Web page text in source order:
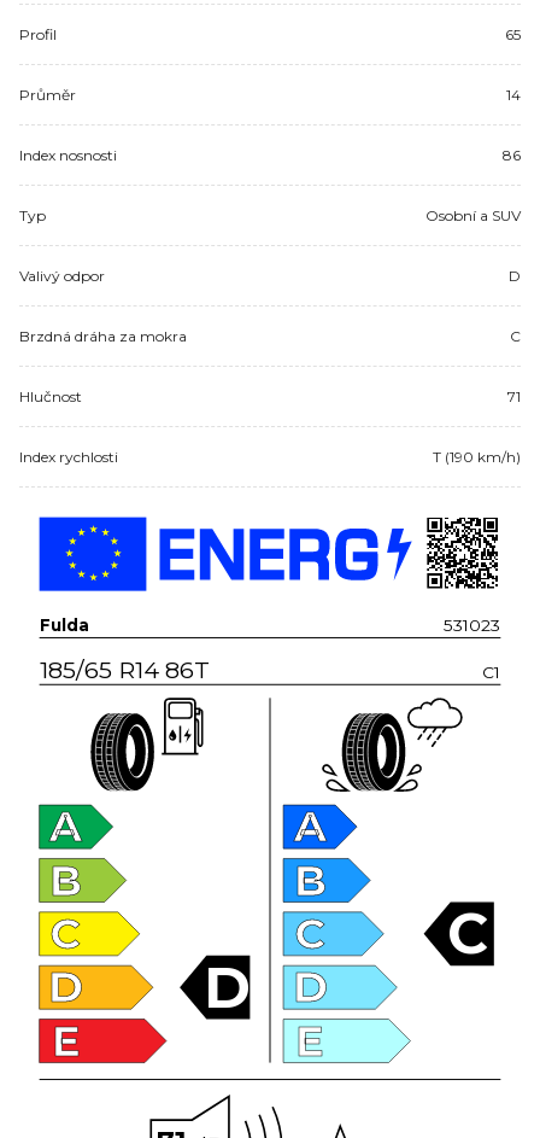
Profil 65
Průměr 14
Index nosnosti 86
Typ Osobní a SUV
Valivý odpor D
Brzdná dráha za mokra C
Hlučnost 71
Index rychlosti T (190 km/h)
Fulda 531023
185/65 R14 86T C1
A
B
C
D
E
D
A
B
C
D
E
C